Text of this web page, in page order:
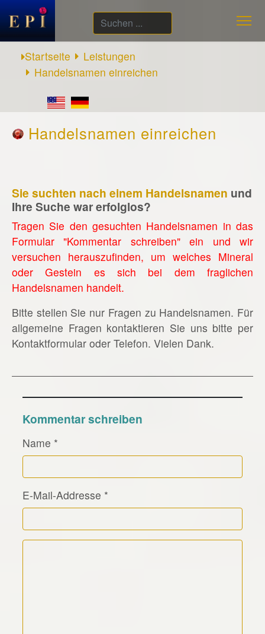
Suchen
...
Startseite
Leistungen
Handelsnamen einreichen
Handelsnamen einreichen
Sie suchten nach einem Handelsnamen und
Ihre Suche war erfolglos?
Tragen Sie den gesuchten Handelsnamen in das
Formular "Kommentar schreiben" ein und wir
versuchen herauszufinden, um welches Mineral
oder Gestein es sich bei dem fraglichen
Handelsnamen handelt.
Bitte stellen Sie nur Fragen zu Handelsnamen. Für
allgemeine Fragen kontaktieren Sie uns bitte per
Kontaktformular oder Telefon. Vielen Dank.
Kommentar schreiben
Name *
E-Mail-Addresse *
Kommentar Text